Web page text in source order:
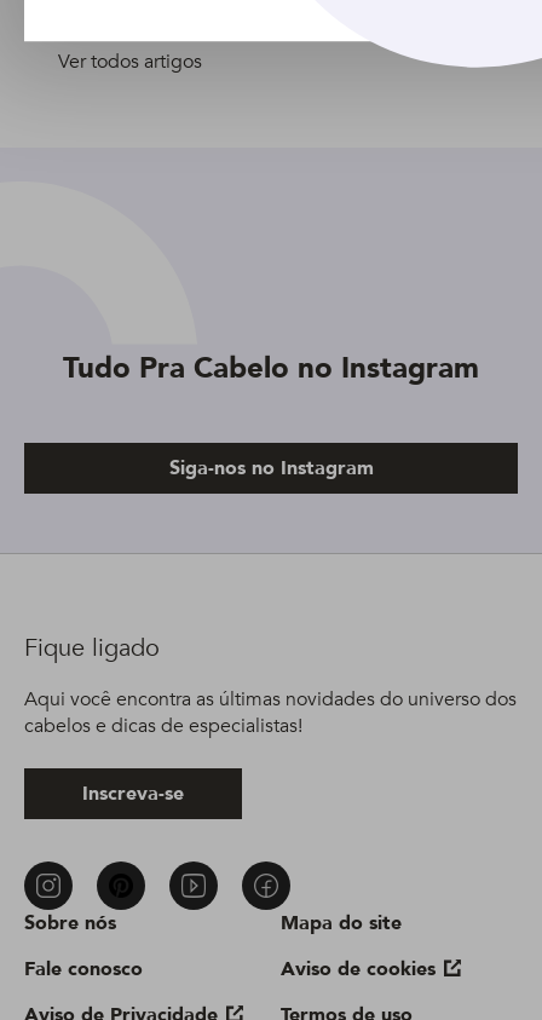
Ver todos artigos
Tudo Pra Cabelo no Instagram
Siga-nos no Instagram
Sobre nós
Fale conosco
Mapa do site
Aviso de cookies
Fique ligado
Aqui você encontra as últimas novidades do universo dos
cabelos e dicas de especialistas!
Inscreva-se